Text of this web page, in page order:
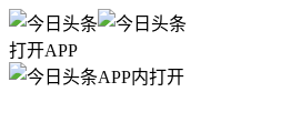
打开APP
APP内打开